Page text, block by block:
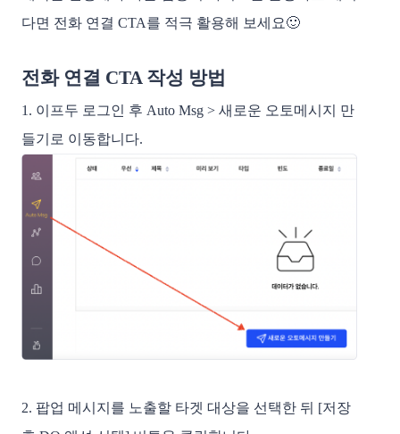
다면 전화 연결 CTA를 적극 활용해 보세요🙂
전화 연결 CTA 작성 방법
1. 이프두 로그인 후 Auto Msg > 새로운 오토메시지 만
들기로 이동합니다.
2. 팝업 메시지를 노출할 타겟 대상을 선택한 뒤 [저장